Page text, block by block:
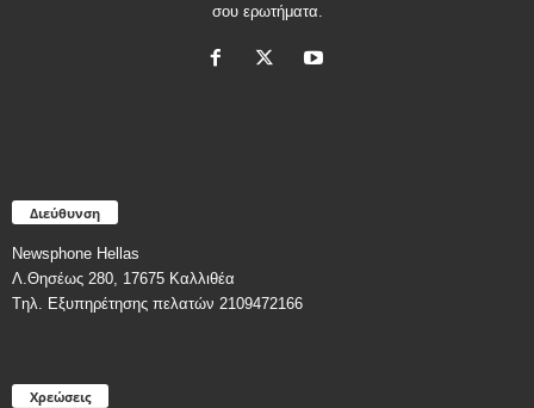
σου ερωτήματα.
Διεύθυνση
Newsphone Hellas
Λ.Θησέως 280, 17675 Καλλιθέα
Tηλ. Εξυπηρέτησης πελατών 2109472166
Χρεώσεις